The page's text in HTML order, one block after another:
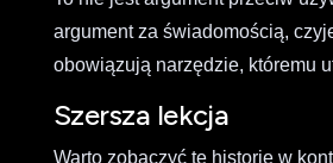
argument za świadomością,
obowiązują narzędzie, któremu
Szersza lekcja
Warto zobaczyć tę historię w